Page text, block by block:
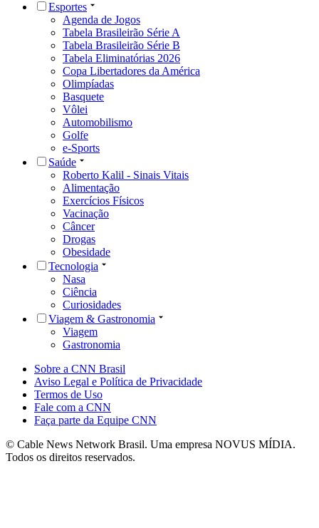
Esportes
Agenda de Jogos
Tabela Brasileirão Série A
Tabela Brasileirão Série B
Tabela Eliminatórias 2026
Copa Libertadores da América
Olimpíadas
Basquete
Vôlei
Automobilismo
Golfe
e-Sports
Saúde
Roberto Kalil - Sinais Vitais
Alimentação
Exercícios Físicos
Vacinação
Câncer
Drogas
Obesidade
Tecnologia
Nasa
Ciência
Curiosidades
Viagem & Gastronomia
Viagem
Gastronomia
Sobre a CNN Brasil
Aviso Legal e Política de Privacidade
Termos de Uso
Fale com a CNN
Faça parte da Equipe CNN
© Cable News Network Brasil. Uma empresa NOVUS MÍDIA.
Todos os direitos reservados.